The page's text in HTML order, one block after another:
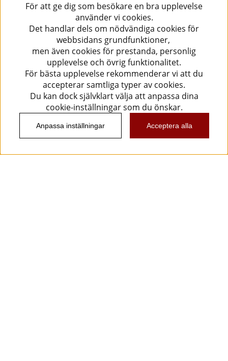
För att ge dig som besökare en bra upplevelse
använder vi cookies.
Det handlar dels om nödvändiga cookies för
webbsidans grundfunktioner,
men även cookies för prestanda, personlig
upplevelse och övrig funktionalitet.
För bästa upplevelse rekommenderar vi att du
accepterar samtliga typer av cookies.
Du kan dock självklart välja att anpassa dina
cookie-inställningar som du önskar.
Anpassa inställningar Acceptera alla